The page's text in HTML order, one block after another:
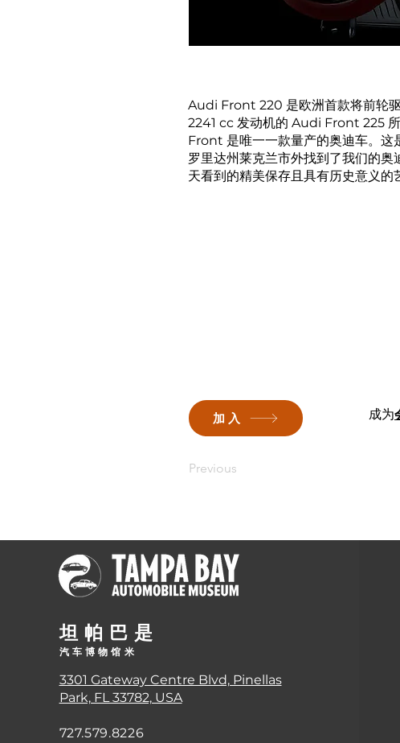
Audi Front 220 是欧洲首款将前轮
2241 cc 发动机的 Audi Front 225 所
Front 是唯一一款量产的奥迪车。这
罗里达州莱克兰市外找到了我们的
天看到的精美保存且具有历史意义的
加入 成为
Previous
坦帕巴 是
汽车博物馆 米
3301 Gateway Centre Blvd, Pinellas
Park, FL 33782, USA
727.579.8226